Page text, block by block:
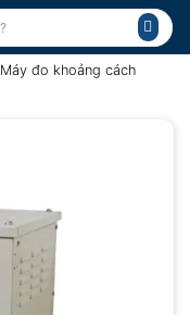
Máy đo khoảng cách